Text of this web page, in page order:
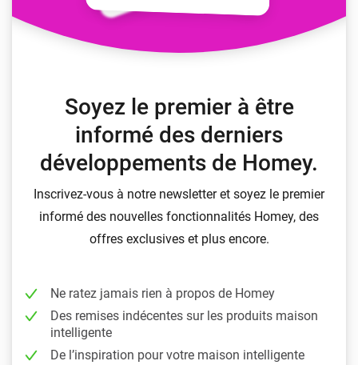
Soyez le premier à être
informé des derniers
développements de Homey.
Inscrivez-vous à notre newsletter et soyez le premier
informé des nouvelles fonctionnalités Homey, des
offres exclusives et plus encore.
Ne ratez jamais rien à propos de Homey
Des remises indécentes sur les produits maison
intelligente
De l’inspiration pour votre maison intelligente